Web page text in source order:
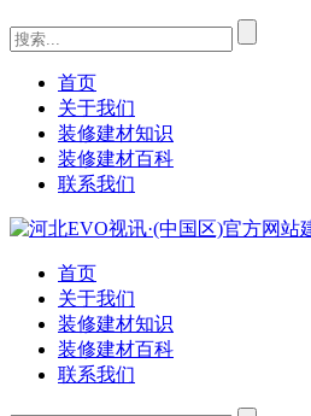
首页
关于我们
装修建材知识
装修建材百科
联系我们
首页
关于我们
装修建材知识
装修建材百科
联系我们